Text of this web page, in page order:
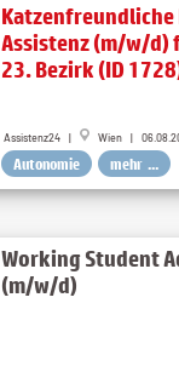
Katzenfreundliche
Assistenz (m/w/d)
23. Bezirk (ID
Assistenz24 | Wien |
Autonomie mehr ...
Working Student
(m/w/d)